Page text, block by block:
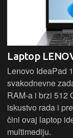
Laptop
Lenovo IdeaPad
svakodnevne
RAM-a i brzi 512
iskustvo rada i
čini ovaj laptop
multimediju.